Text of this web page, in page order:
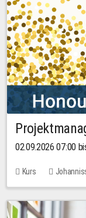
02.09.2026 07:00
Kurs